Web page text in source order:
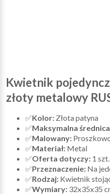
Kwietnik
złoty metalowy
✅Kolor: Złota patyna
✅Maksymalna
✅Malowany:
✅Materiał: Metal
✅Oferta dotyczy: 1 szt.
✅Przeznaczenie: Na
✅Rodzaj: Kwietnik
✅Wymiary: 32x35x35